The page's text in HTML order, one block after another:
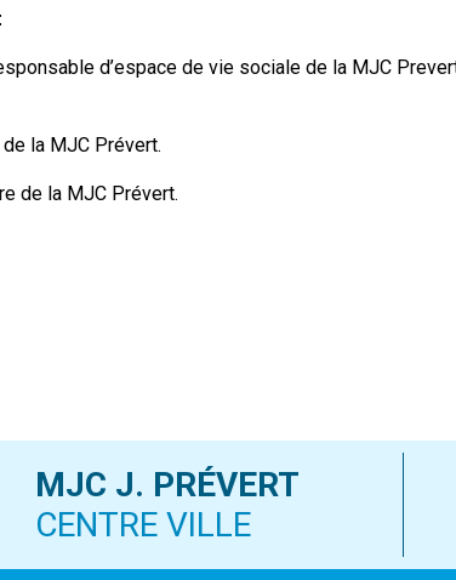
:
d’espace de vie sociale de la MJC
la MJC Prévert.
de la MJC Prévert.
MJC J. PRÉVERT
CENTRE VILLE